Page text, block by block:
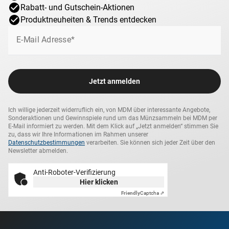
Rabatt- und Gutschein-Aktionen
Produktneuheiten & Trends entdecken
E-Mail Adresse*
Jetzt anmelden
Ich willige jederzeit widerruflich ein, von MDM über interessante Angebote,
Sonderaktionen und Gewinnspiele rund um das Münzsammeln bei MDM per
E-Mail informiert zu werden. Mit dem Klick auf „Jetzt anmelden“ stimmen Sie
zu, dass wir Ihre Informationen im Rahmen unserer
Datenschutzbestimmungen verarbeiten. Sie können sich jeder Zeit über den
Newsletter abmelden.
Anti-Roboter-Verifizierung
Hier klicken
FriendlyCaptcha ⇗